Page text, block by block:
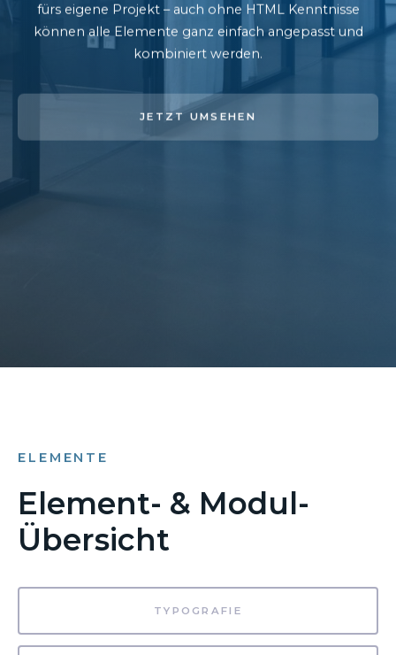
fürs eigene Projekt – auch ohne HTML Kenntnisse
können alle Elemente ganz einfach angepasst und
kombiniert werden.
JETZT UMSEHEN
ELEMENTE
Element- & Modul-
Übersicht
TYPOGRAFIE